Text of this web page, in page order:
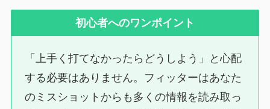
初心者へのワンポイント
「上手く打てなかったらどうしよう」と心配
する必要はありません。フィッターはあなた
のミスショットからも多くの情報を読み取っ